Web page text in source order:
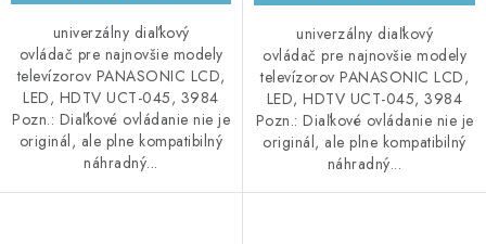
univerzálny diaľkový
ovládač pre najnovšie modely
televízorov PANASONIC LCD,
LED, HDTV UCT-045, 3984
Pozn.: Diaľkové ovládanie nie je
originál, ale plne kompatibilný
náhradný...
univerzálny diaľkový
ovládač pre najnovšie modely
televízorov PANASONIC LCD,
LED, HDTV UCT-045, 3984
Pozn.: Diaľkové ovládanie nie je
originál, ale plne kompatibilný
náhradný...